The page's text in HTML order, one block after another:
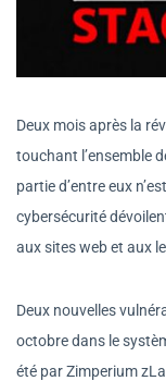
Deux mois après la
touchant l’ensemble
partie d’entre eux
cybersécurité
aux sites web et aux
Deux nouvelles
octobre dans le
été par Zimperium